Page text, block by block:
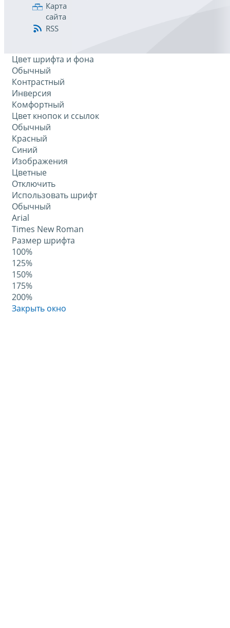
Карта
сайта
RSS
Цвет шрифта и фона
Обычный
Контрастный
Инверсия
Комфортный
Цвет кнопок и ссылок
Обычный
Красный
Синий
Изображения
Цветные
Отключить
Использовать шрифт
Обычный
Arial
Times New Roman
Размер шрифта
100%
125%
150%
175%
200%
Закрыть окно